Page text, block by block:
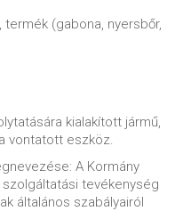
(gabona, nyersbőr,
kialakított jármű,
vontatott eszköz.
A Kormány
tevékenység
általános szabályairól